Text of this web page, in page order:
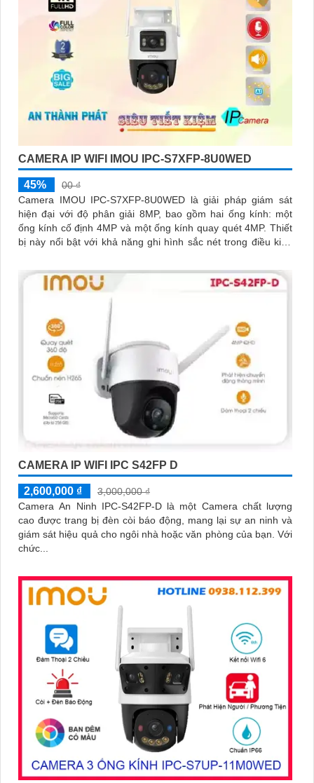
CAMERA IP WIFI IMOU IPC-S7XFP-8U0WED
45%
00 ₫
Camera IMOU IPC-S7XFP-8U0WED là giải pháp giám sát
hiện đại với độ phân giải 8MP, bao gồm hai ống kính: một
ống kính cố định 4MP và một ống kính quay quét 4MP. Thiết
bị này nổi bật với khả năng ghi hình sắc nét trong điều kiện
CAMERA IP WIFI IPC S42FP D
2,600,000 ₫
3,000,000 ₫
Camera An Ninh IPC-S42FP-D là một Camera chất lượng
cao được trang bị đèn còi báo động, mang lại sự an ninh và
giám sát hiệu quả cho ngôi nhà hoặc văn phòng của bạn. Với
chức...